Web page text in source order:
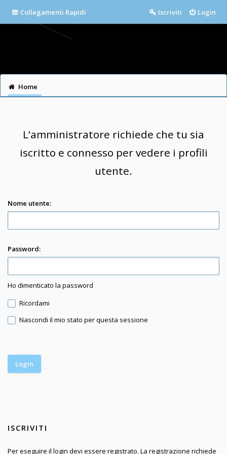
Collegamenti Rapidi Login
Iscriviti
Home
L’amministratore richiede che tu sia
iscritto e connesso per vedere i profili
utente.
Nome utente:
Password:
Ho dimenticato la password
Ricordami
Nascondi il mio stato per questa sessione
ISCRIVITI
Per eseguire il login devi essere registrato. La registrazione richiede